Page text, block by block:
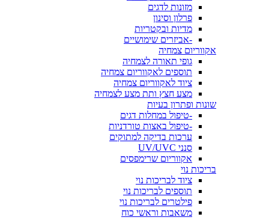
מזונות לדגים
פרלון וסינון
מדיות ובקטריות
-אביזרים שימושיים
אקווריום צמחיה
גופי תאורה לצמחיה
תוספים לאקווריום צמחיה
ציוד לאקווריום צמחיה
מצע חצץ ותת מצע לצמחיה
שונות ופתרון בעיות
-טיפול במחלות דגים
-טיפול באצות טורדניות
ערכות בדיקה למתוקים
סנני UV/UVC
אקווריום שרימפסים
בריכות נוי
ציוד לבריכות נוי
תוספים לבריכות נוי
פילטרים לבריכות נוי
משאבות וראשי כוח